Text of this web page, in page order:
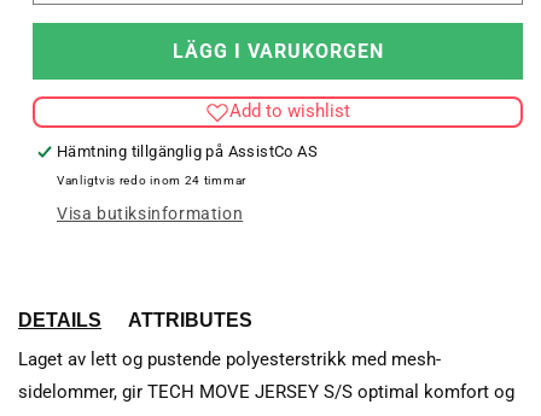
kvantitet
MOVE
LÄGG I VARUKORGEN
Add to wishlist
Hämtning tillgänglig på AssistCo AS
Vanligtvis redo inom 24 timmar
Visa butiksinformation
DETAILS ATTRIBUTES
Laget av lett og pustende polyesterstrikk med mesh-
sidelommer, gir TECH MOVE JERSEY S/S optimal komfort og